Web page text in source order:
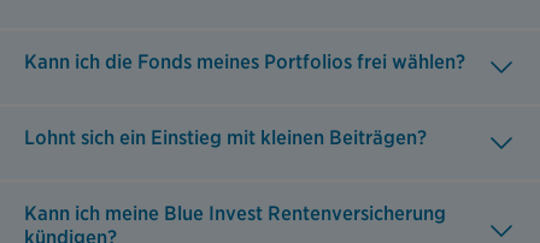
Kann ich die Fonds meines Portfolios frei wählen?
Lohnt sich ein Einstieg mit kleinen Beiträgen?
Kann ich meine Blue Invest Rentenversicherung
kündigen?